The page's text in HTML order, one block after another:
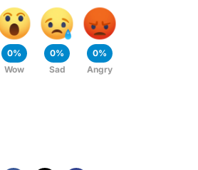
0%
Wow
0%
Sad
0%
Angry